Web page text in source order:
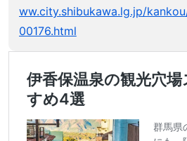
ww.city.shibukawa.lg.jp/
00176.html